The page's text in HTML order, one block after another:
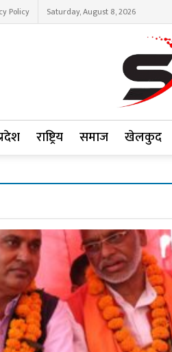
Policy Saturday, August 8, 2026
राष्ट्रिय समाज खेलकुद